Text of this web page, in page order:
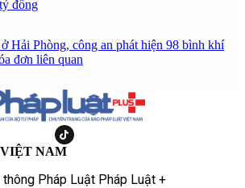
đồng
Hải Phòng, công an phát hiện 98 bình khí
đơn liên quan
NAM
thông Pháp Luật Pháp Luật +